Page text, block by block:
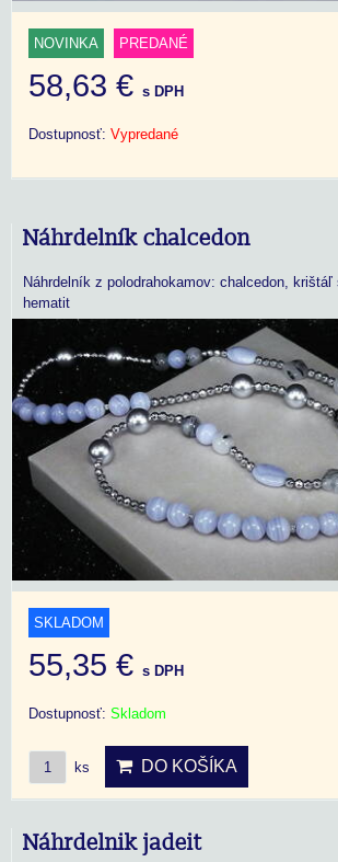
NOVINKA PREDANÉ
58,63 € s DPH
Dostupnosť: Vypredané
Náhrdelník chalcedon
Náhrdelník z polodrahokamov: chalcedon, krištáľ
hematit
SKLADOM
55,35 € s DPH
Dostupnosť: Skladom
ks DO KOŠÍKA
Náhrdelnik jadeit